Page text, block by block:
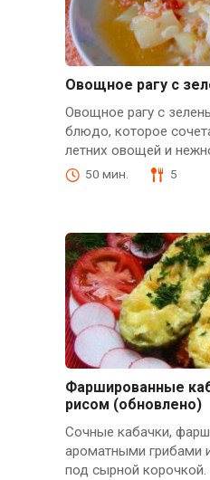
Овощное рагу с
Овощное рагу с
блюдо, которое
летних овощей и
50 мин. 5
Фаршированные
рисом (обновлено)
Сочные кабачки,
ароматными грибами
под сырной корочкой.